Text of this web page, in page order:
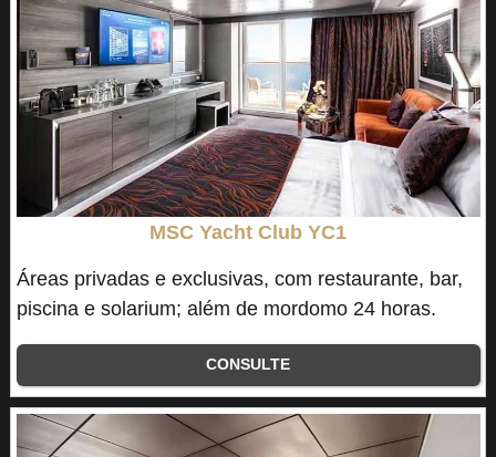
MSC Yacht Club YC1
Áreas privadas e exclusivas, com restaurante, bar,
piscina e solarium; além de mordomo 24 horas.
CONSULTE